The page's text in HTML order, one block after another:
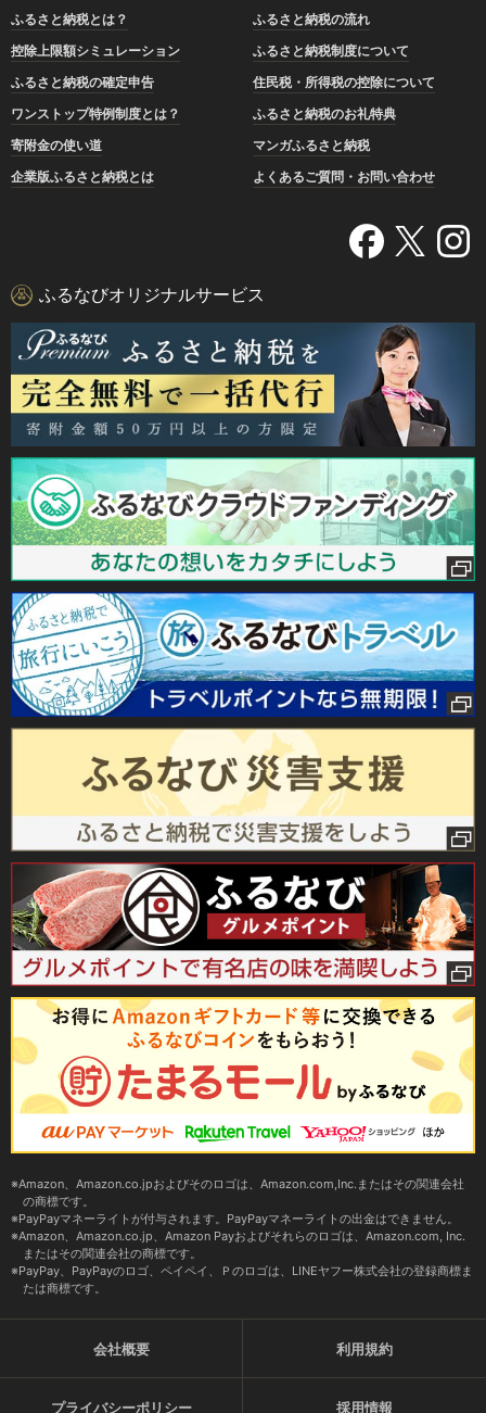
ふるさと納税とは？
ふるさと納税の流れ
控除上限額シミュレーション
ふるさと納税制度について
ふるさと納税の確定申告
住民税・所得税の控除について
ワンストップ特例制度とは？
ふるさと納税のお礼特典
寄附金の使い道
マンガふるさと納税
企業版ふるさと納税とは
よくあるご質問・お問い合わせ
ふるなびオリジナルサービス
Amazon、Amazon.co.jpおよびそのロゴは、Amazon.com,Inc.またはその関連会社
の商標です。
PayPayマネーライトが付与されます。PayPayマネーライトの出金はできません。
Amazon、Amazon.co.jp、Amazon Payおよびそれらのロゴは、Amazon.com, Inc.
またはその関連会社の商標です。
PayPay、PayPayのロゴ、ペイペイ、Ｐのロゴは、LINEヤフー株式会社の登録商標ま
たは商標です。
会社概要 利用規約
プライバシーポリシー 採用情報